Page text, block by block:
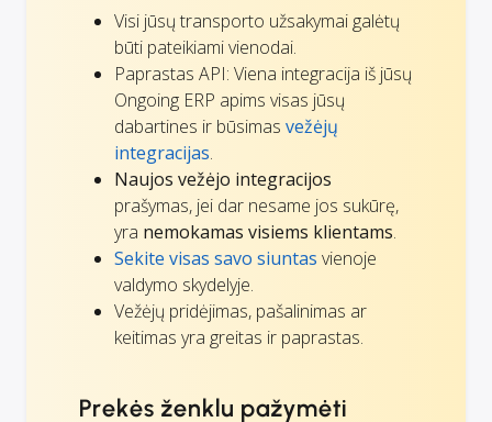
Visi jūsų transporto užsakymai galėtų
būti pateikiami vienodai.
Paprastas API: Viena integracija iš jūsų
Ongoing ERP apims visas jūsų
dabartines ir būsimas vežėjų
integracijas.
Naujos vežėjo integracijos
prašymas, jei dar nesame jos sukūrę,
yra nemokamas visiems klientams.
Sekite visas savo siuntas vienoje
valdymo skydelyje.
Vežėjų pridėjimas, pašalinimas ar
keitimas yra greitas ir paprastas.
Prekės ženklu pažymėti